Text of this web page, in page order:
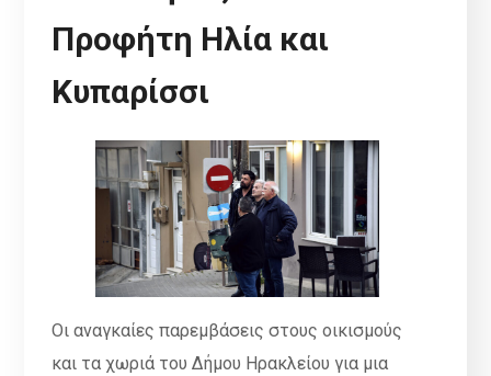
Προφήτη Ηλία και
Κυπαρίσσι
Οι αναγκαίες παρεμβάσεις στους οικισμούς
και τα χωριά του Δήμου Ηρακλείου για μια